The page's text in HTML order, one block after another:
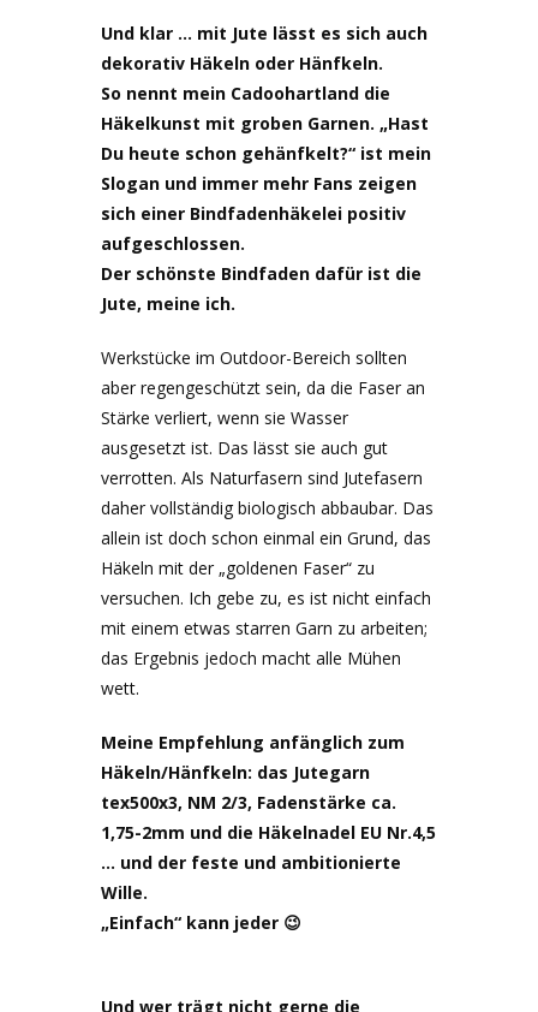
Und klar … mit Jute lässt es sich auch
dekorativ Häkeln oder Hänfkeln.
So nennt mein Cadoohartland die
Häkelkunst mit groben Garnen. „Hast
Du heute schon gehänfkelt?“ ist mein
Slogan und immer mehr Fans zeigen
sich einer Bindfadenhäkelei positiv
aufgeschlossen.
Der schönste Bindfaden dafür ist die
Jute, meine ich.
Werkstücke im Outdoor-Bereich sollten
aber regengeschützt sein, da die Faser an
Stärke verliert, wenn sie Wasser
ausgesetzt ist. Das lässt sie auch gut
verrotten. Als Naturfasern sind Jutefasern
daher vollständig biologisch abbaubar. Das
allein ist doch schon einmal ein Grund, das
Häkeln mit der „goldenen Faser“ zu
versuchen. Ich gebe zu, es ist nicht einfach
mit einem etwas starren Garn zu arbeiten;
das Ergebnis jedoch macht alle Mühen
wett.
Meine Empfehlung anfänglich zum
Häkeln/Hänfkeln: das Jutegarn
tex500x3, NM 2/3, Fadenstärke ca.
1,75-2mm und die Häkelnadel EU Nr.4,5
… und der feste und ambitionierte
Wille.
„Einfach“ kann jeder 😉
Und wer trägt nicht gerne die